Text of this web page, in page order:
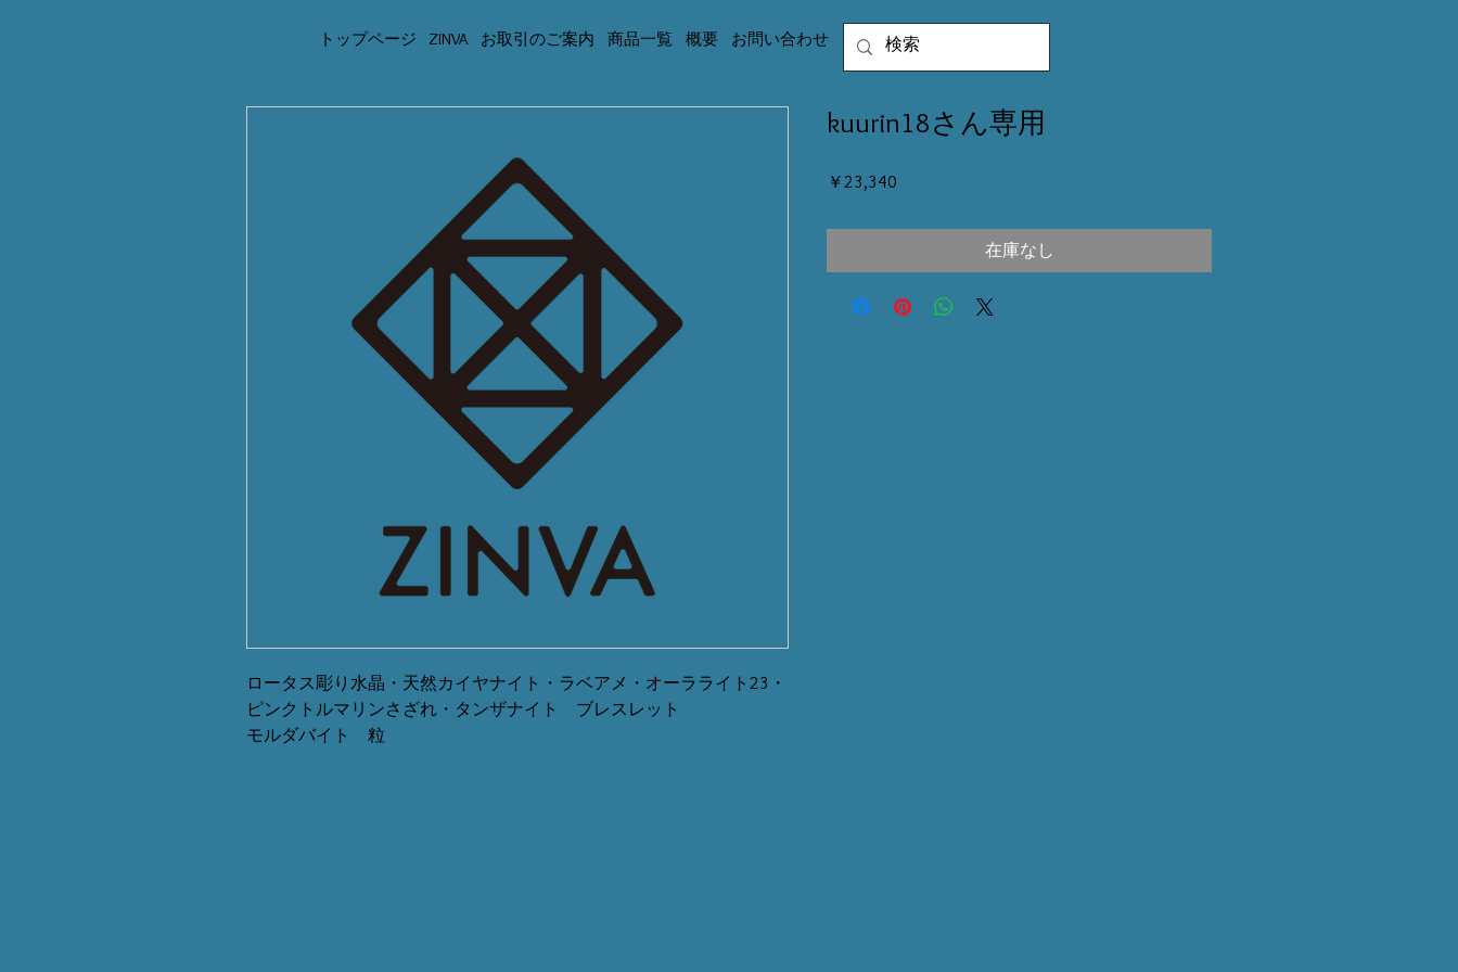
トップページ ZINVA お取引のご案内 商品一覧 概要 お問い合わせ
ロータス彫り水晶・天然カイヤナイト・ラベアメ・オーラライト23・
ピンクトルマリンさざれ・タンザナイト ブレスレット
モルダバイト 粒
kuurin18さん専用
￥23,340
在庫なし